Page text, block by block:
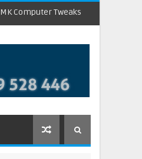
MK Computer Tweaks